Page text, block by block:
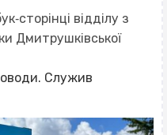
відділу з
Дмитрушківської
Служив